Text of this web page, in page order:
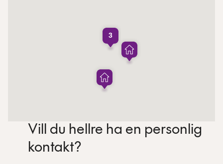
Vill du hellre ha en personlig
kontakt?
3